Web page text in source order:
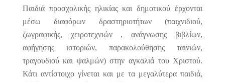
Παιδιά προσχολικής ηλικίας και δημοτικού έρχονται
μέσω διαφόρων δραστηριοτήτων (παιχνιδιού,
ζωγραφικής, χειροτεχνιών , ανάγνωσης βιβλίων,
αφήγησης ιστοριών, παρακολούθησης ταινιών,
τραγουδιού και ψαλμών) στην αγκαλιά του Χριστού.
Κάτι αντίστοιχο γίνεται και με τα μεγαλύτερα παιδιά,